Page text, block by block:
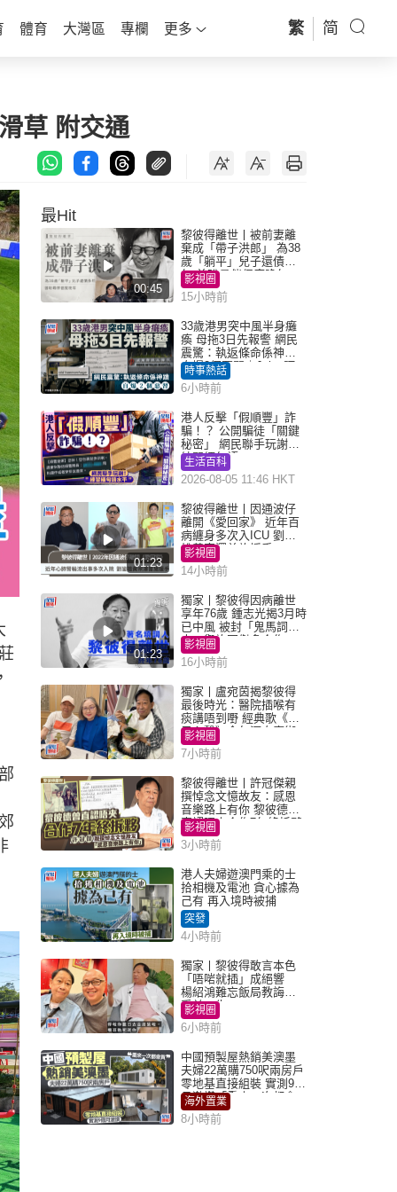
體育 大灣區 專欄 更多 繁 简
草 附交通
最Hit
00:45
黎彼得離世丨被前妻離
棄成「帶子洪郎」 為38
歲「躺平」兒子還債多
年 曾盼尋伴侶度晚年
影視圈
15小時前
33歲港男突中風半身癱
瘓 母拖3日先報警 網民
震驚：執返條命係神蹟
自爆2個惡習｜Juicy叮
時事熱話
6小時前
港人反擊「假順豐」詐
騙！？ 公開騙徒「關鍵
秘密」 網民聯手玩謝：
練習緬甸語
生活百科
2026-08-05 11:46 HKT
01:23
黎彼得離世丨因通波仔
離開《愛回家》 近年百
病纏身多次入ICU 劉鑾
雄黃宗澤曾施援手
影視圈
14小時前
01:23
獨家丨黎彼得因病離世
享年76歲 鍾志光揭3月時
已中風 被封「鬼馬詞
人」與許冠傑多合作
影視圈
16小時前
獨家丨盧宛茵揭黎彼得
最後時光：醫院插喉有
痰講唔到嘢 經典歌《浪
子心聲》金句源自廟街
睇相佬
影視圈
7小時前
黎彼得離世丨許冠傑親
撰悼念文憶故友：感恩
音樂路上有你 黎彼德曾
直認唔夾合作7年終拆夥
影視圈
3小時前
港人夫婦遊澳門乘的士
拾相機及電池 貪心據為
己有 再入境時被捕
突發
4小時前
獨家丨黎彼得敢言本色
「唔啱就插」成絕響
楊紹鴻難忘飯局教誨：
受益一生
影視圈
6小時前
中國預製屋熱銷美澳墨
夫婦22萬購750呎兩房戶
零地基直接組裝 實測9個
月激讚「重來一次都會
買」
海外置業
8小時前